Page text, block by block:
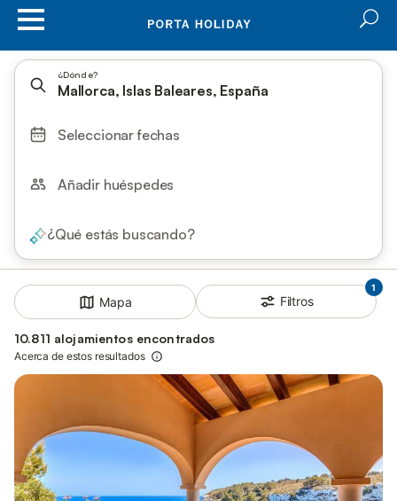
¿Dónde?
Mallorca, Islas Baleares, España
Seleccionar fechas
Añadir huéspedes
¿Qué estás buscando?
Mapa
1
Filtros
10.811 alojamientos encontrados
Acerca de estos resultados